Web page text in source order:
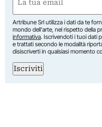
(Obbligatorio)
Artribune Srl utilizza i dati da te
mondo dell'arte, nel rispetto della
informativa. Iscrivendoti i tuoi dati
e trattati secondo le modalità
disiscriverti in qualsiasi momento
Iscriviti